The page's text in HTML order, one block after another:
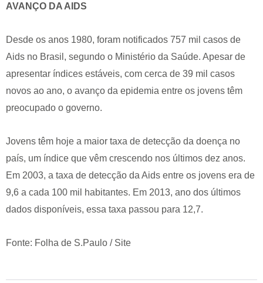
AVANÇO DA AIDS
Desde os anos 1980, foram notificados 757 mil casos de
Aids no Brasil, segundo o Ministério da Saúde. Apesar de
apresentar índices estáveis, com cerca de 39 mil casos
novos ao ano, o avanço da epidemia entre os jovens têm
preocupado o governo.
Jovens têm hoje a maior taxa de detecção da doença no
país, um índice que vêm crescendo nos últimos dez anos.
Em 2003, a taxa de detecção da Aids entre os jovens era de
9,6 a cada 100 mil habitantes. Em 2013, ano dos últimos
dados disponíveis, essa taxa passou para 12,7.
Fonte: Folha de S.Paulo / Site